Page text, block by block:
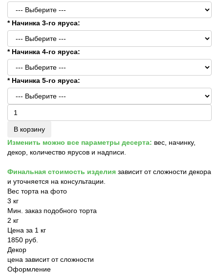
* Начинка 3-го яруса:
* Начинка 4-го яруса:
* Начинка 5-го яруса:
В корзину
Изменить можно все параметры десерта: вес, начинку,
декор, количество ярусов и надписи.
Финальная стоимость изделия зависит от сложности декора
и уточняется на консультации.
Вес торта на фото
3 кг
Мин. заказ подобного торта
2 кг
Цена за 1 кг
1850 руб.
Декор
цена зависит от сложности
Оформление